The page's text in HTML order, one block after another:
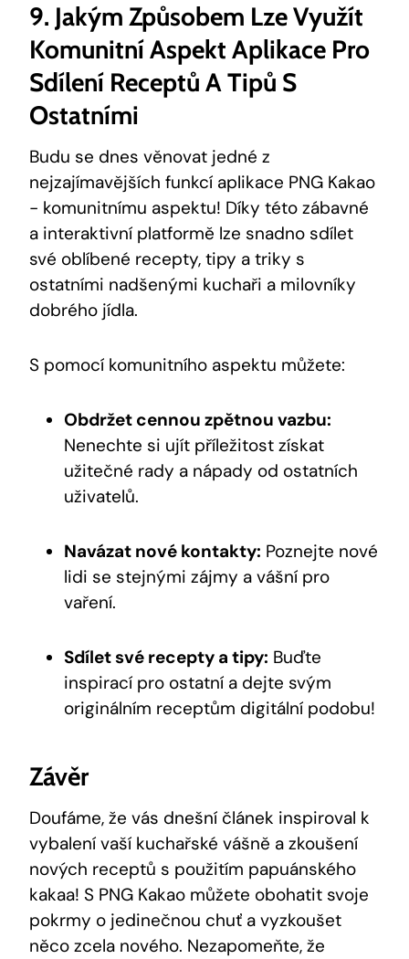
9. Jakým‍ Způsobem Lze Využít
Komunitní Aspekt Aplikace Pro
Sdílení Receptů ⁤a Tipů​ S
Ostatními
Budu⁤ se ⁢dnes věnovat ⁤jedné z
nejzajímavějších ⁢funkcí aplikace ⁤PNG Kakao
⁢- komunitnímu⁣ aspektu! Díky této zábavné
a interaktivní platformě lze snadno sdílet⁣
své ​oblíbené recepty, tipy ⁢a triky s‍
ostatními nadšenými kuchaři a milovníky
dobrého‌ jídla.
S pomocí komunitního aspektu‍ můžete:
Obdržet cennou ‌zpětnou vazbu:
Nenechte si ‌ujít příležitost získat⁤
užitečné rady a nápady od ostatních
uživatelů.
Navázat‍ nové kontakty: Poznejte nové
lidi se ⁣stejnými zájmy a vášní pro
vaření.
Sdílet ⁤své⁢ recepty ⁢a‍ tipy: Buďte
inspirací⁣ pro ostatní‌ a dejte svým
originálním receptům digitální podobu!
Závěr
Doufáme,⁤ že vás dnešní článek inspiroval ‌k
vybalení vaší kuchařské⁤ vášně a ⁣zkoušení
nových receptů s ⁢použitím ⁣papuánského‌
kakaa!‌ S PNG ​Kakao ⁣můžete obohatit ⁢svoje‍
pokrmy o ⁣jedinečnou ‍chuť a vyzkoušet
něco ⁢zcela nového. Nezapomeňte, že